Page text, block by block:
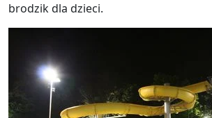
brodzik dla dzieci.